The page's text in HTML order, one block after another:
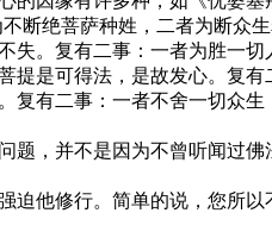
断绝菩萨种姓，二者为断众
。复有二事：一者为胜一切
提是可得法，是故发心。复
有二事：一者不舍一切众
，并不是因为不曾听闻过佛
他修行。简单的说，您所以